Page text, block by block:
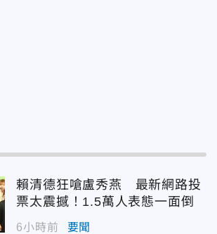
賴清德狂嗆盧秀燕 最新網路投
票太震撼！1.5萬人表態一面倒
6小時前 要聞